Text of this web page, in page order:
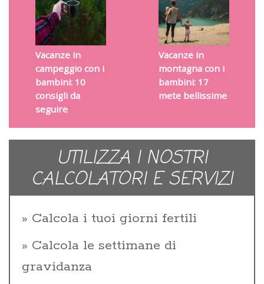
Vacanze in
campeggio con i
bambini: 10
consigli da
seguire
Vacanze in
montagna con i
bambini: 17
mete bellissime
UTILIZZA I NOSTRI
CALCOLATORI E SERVIZI
Calcola i tuoi giorni fertili
Calcola le settimane di
gravidanza